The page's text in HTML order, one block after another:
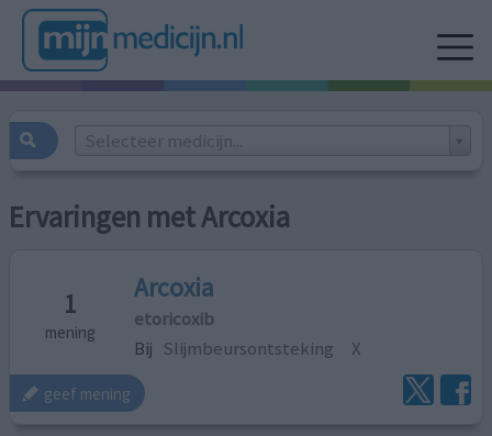
Selecteer medicijn...
Ervaringen met Arcoxia
1
mening
Arcoxia
etoricoxib
Bij Slijmbeursontsteking X
geef mening